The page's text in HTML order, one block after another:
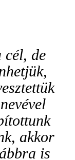
cél, de
akkor
is